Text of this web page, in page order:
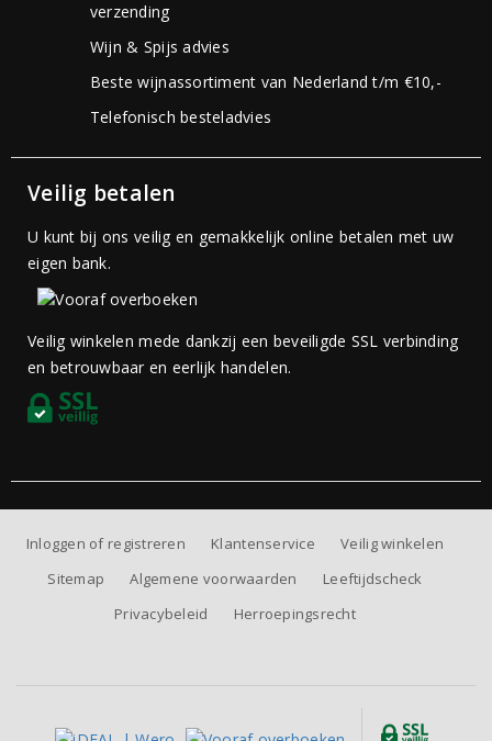
verzending
Wijn & Spijs advies
Beste wijnassortiment van Nederland t/m €10,-
Telefonisch besteladvies
Veilig betalen
U kunt bij ons veilig en gemakkelijk online betalen met uw
eigen bank.
Veilig winkelen mede dankzij een beveiligde SSL verbinding
en betrouwbaar en eerlijk handelen.
Inloggen of registreren Klantenservice
Veilig winkelen
Sitemap
Algemene voorwaarden
Leeftijdscheck
Privacybeleid
Herroepingsrecht